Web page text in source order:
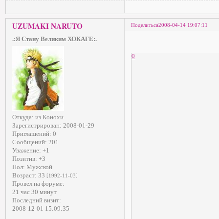
Поделиться2008-04-14 19:07:11
UZUMAKI NARUTO
.:Я Стану Великим ХОКАГЕ:.
Откуда: из Конохи
Зарегистрирован: 2008-01-29
Приглашений: 0
Сообщений: 201
Уважение: +1
Позитив: +3
Пол: Мужской
Возраст: 33 [1992-11-03]
Провел на форуме:
21 час 30 минут
Последний визит:
2008-12-01 15:09:35
0